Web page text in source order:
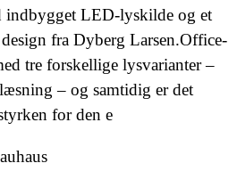
indbygget LED-lyskilde og et
fra Dyberg Larsen.Office-
tre forskellige lysvarianter –
– og samtidig er det
for den e